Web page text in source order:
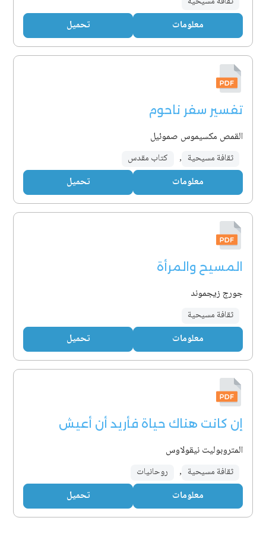
معلومات تحميل
تفسير سفر ناحوم
القمص مكسيموس صموئيل
ثقافة مسيحية , كتاب مقدس
معلومات تحميل
المسيح والمرأة
جورج زيجموند
ثقافة مسيحية
معلومات تحميل
إن كانت هناك حياة فأريد أن أعيش
المتروبوليت نيقولاوس
ثقافة مسيحية , روحانيات
معلومات تحميل